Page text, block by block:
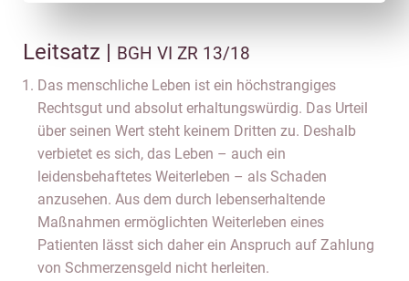
Leitsatz | BGH VI ZR 13/18
Das menschliche Leben ist ein höchstrangiges
Rechtsgut und absolut erhaltungswürdig. Das Urteil
über seinen Wert steht keinem Dritten zu. Deshalb
verbietet es sich, das Leben – auch ein
leidensbehaftetes Weiterleben – als Schaden
anzusehen. Aus dem durch lebenserhaltende
Maßnahmen ermöglichten Weiterleben eines
Patienten lässt sich daher ein Anspruch auf Zahlung
von Schmerzensgeld nicht herleiten.